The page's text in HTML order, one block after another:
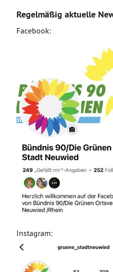
Regelmäßig aktuelle
Facebook:
Instagram: